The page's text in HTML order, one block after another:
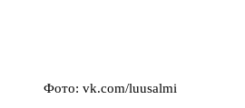
Фото: vk.com/luusalmi